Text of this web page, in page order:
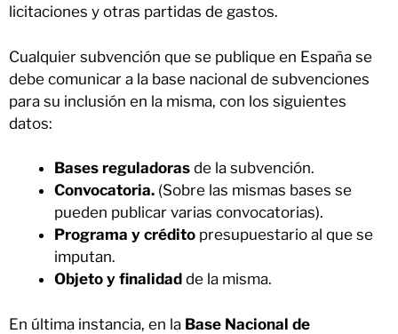
licitaciones y otras partidas de gastos.
Cualquier subvención que se publique en España se
debe comunicar a la base nacional de subvenciones
para su inclusión en la misma, con los siguientes
datos:
Bases reguladoras de la subvención.
Convocatoria. (Sobre las mismas bases se
pueden publicar varias convocatorias).
Programa y crédito presupuestario al que se
imputan.
Objeto y finalidad de la misma.
En última instancia, en la Base Nacional de